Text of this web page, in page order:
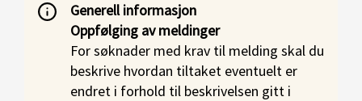
Generell informasjon
Oppfølging av meldinger
For søknader med krav til melding skal du
beskrive hvordan tiltaket eventuelt er
endret i forhold til beskrivelsen gitt i